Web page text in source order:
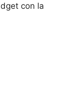
con la